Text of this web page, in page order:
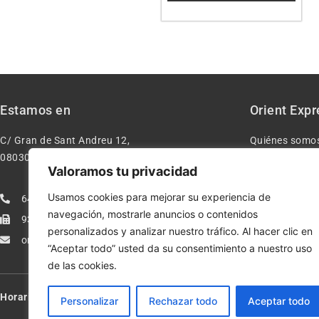
Valoramos tu privacidad
Usamos cookies para mejorar su experiencia de
navegación, mostrarle anuncios o contenidos
personalizados y analizar nuestro tráfico. Al hacer clic en
“Aceptar todo” usted da su consentimiento a nuestro uso
de las cookies.
Personalizar Rechazar todo Aceptar todo
Estamos en
C/ Gran de Sant Andreu 12,
08030 – Barcelona España
640277962
933113005
orientexpressmodelismo@gmail.com
Orient
Quiénes
Condiciones
Política de
Política de
Horario: Lun-Vie de 10:00-13:30 y 17:00-20:00 – Sáb de 10:00-13:30